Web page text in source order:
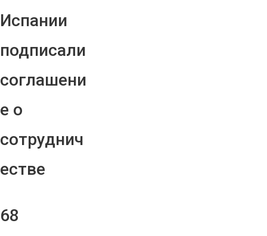
Испании
подписали
соглашени
е о
сотруднич
естве
68